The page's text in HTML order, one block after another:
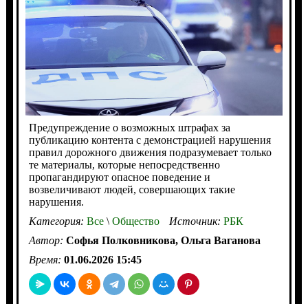
Предупреждение о возможных штрафах за
публикацию контента с демонстрацией нарушения
правил дорожного движения подразумевает только
те материалы, которые непосредственно
пропагандируют опасное поведение и
возвеличивают людей, совершающих такие
нарушения.
Категория: Все\Общество Источник: РБК
Автор: Софья Полковникова, Ольга Ваганова
Время: 01.06.2026 15:45